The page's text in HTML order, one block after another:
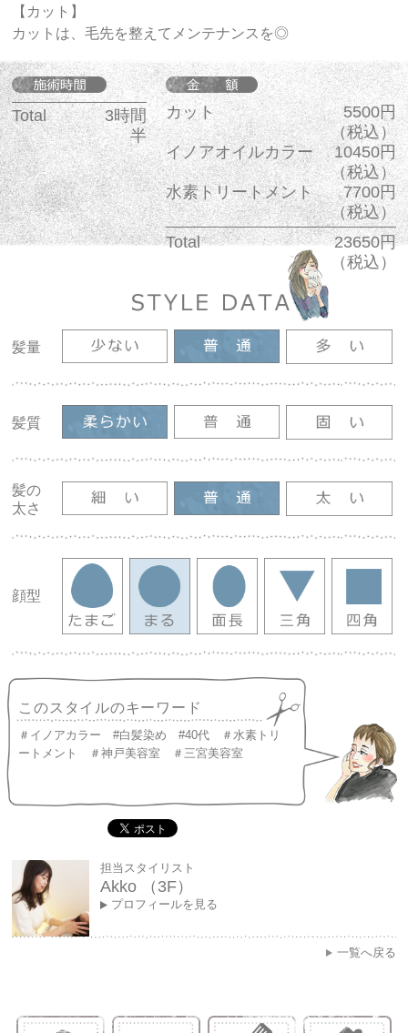
【カット】
カットは、毛先を整えてメンテナンスを◎
Total
3時間
半
カット
5500円
（税込）
イノアオイルカラー
10450円
（税込）
水素トリートメント
7700円
（税込）
Total
23650円
（税込）
髪量
髪質
髪の
太さ
顔型
このスタイルのキーワード
＃イノアカラー #白髪染め #40代 ＃水素トリ
ートメント ＃神戸美容室 ＃三宮美容室
担当スタイリスト
Akko （3F）
プロフィールを見る
一覧へ戻る